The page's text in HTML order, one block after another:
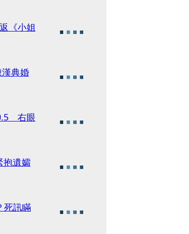
《小姐
典婚
右眼
遺孀
死訊瞞